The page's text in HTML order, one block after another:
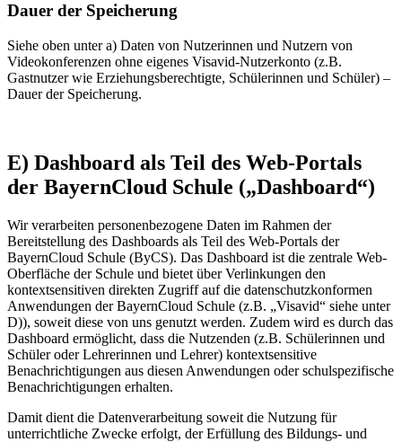
Dauer der Speicherung
Siehe oben unter a) Daten von Nutzerinnen und Nutzern von
Videokonferenzen ohne eigenes Visavid-Nutzerkonto (z.B.
Gastnutzer wie Erziehungsberechtigte, Schülerinnen und Schüler) –
Dauer der Speicherung.
E) Dashboard als Teil des Web-Portals
der BayernCloud Schule („Dashboard“)
Wir verarbeiten personenbezogene Daten im Rahmen der
Bereitstellung des Dashboards als Teil des Web-Portals der
BayernCloud Schule (ByCS). Das Dashboard ist die zentrale Web-
Oberfläche der Schule und bietet über Verlinkungen den
kontextsensitiven direkten Zugriff auf die datenschutzkonformen
Anwendungen der BayernCloud Schule (z.B. „Visavid“ siehe unter
D)), soweit diese von uns genutzt werden. Zudem wird es durch das
Dashboard ermöglicht, dass die Nutzenden (z.B. Schülerinnen und
Schüler oder Lehrerinnen und Lehrer) kontextsensitive
Benachrichtigungen aus diesen Anwendungen oder schulspezifische
Benachrichtigungen erhalten.
Damit dient die Datenverarbeitung soweit die Nutzung für
unterrichtliche Zwecke erfolgt, der Erfüllung des Bildungs- und